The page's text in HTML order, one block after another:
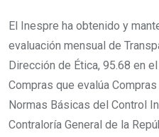
El Inespre ha obtenido y
evaluación mensual de
Dirección de Ética, 95.68 en
Compras que evalúa
Normas Básicas del Control
Contraloría General de la